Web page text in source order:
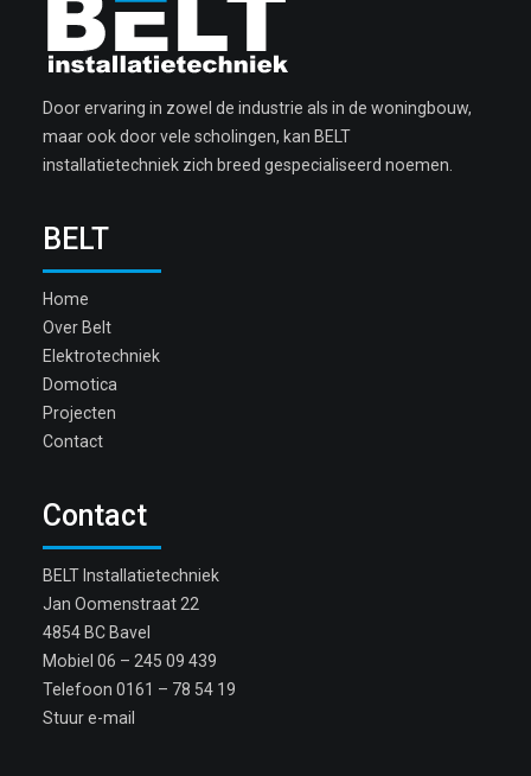
Door ervaring in zowel de industrie als in de woningbouw,
maar ook door vele scholingen, kan BELT
installatietechniek zich breed gespecialiseerd noemen.
BELT
Home
Over Belt
Elektrotechniek
Domotica
Projecten
Contact
Contact
BELT Installatietechniek
Jan Oomenstraat 22
4854 BC Bavel
Mobiel 06 – 245 09 439
Telefoon 0161 – 78 54 19
Stuur e-mail